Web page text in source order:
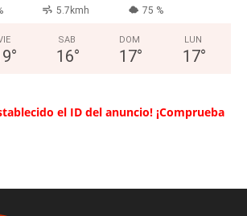
5.7kmh 75 %
°
SAB
16°
DOM
17°
LUN
17°
el ID del anuncio! ¡Comprueba